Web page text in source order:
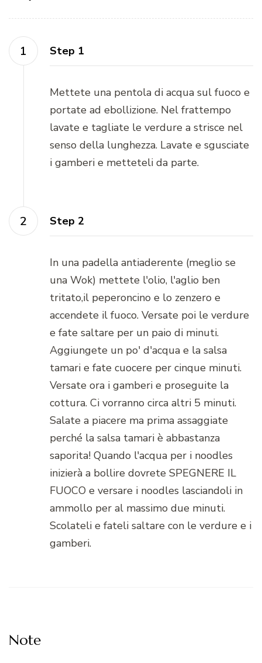
Step 1
Mettete una pentola di acqua sul fuoco e
portate ad ebollizione. Nel frattempo
lavate e tagliate le verdure a strisce nel
senso della lunghezza. Lavate e sgusciate
i gamberi e metteteli da parte.
Step 2
In una padella antiaderente (meglio se
una Wok) mettete l'olio, l'aglio ben
tritato,il peperoncino e lo zenzero e
accendete il fuoco. Versate poi le verdure
e fate saltare per un paio di minuti.
Aggiungete un po' d'acqua e la salsa
tamari e fate cuocere per cinque minuti.
Versate ora i gamberi e proseguite la
cottura. Ci vorranno circa altri 5 minuti.
Salate a piacere ma prima assaggiate
perché la salsa tamari è abbastanza
saporita! Quando l'acqua per i noodles
inizierà a bollire dovrete SPEGNERE IL
FUOCO e versare i noodles lasciandoli in
ammollo per al massimo due minuti.
Scolateli e fateli saltare con le verdure e i
gamberi.
Note